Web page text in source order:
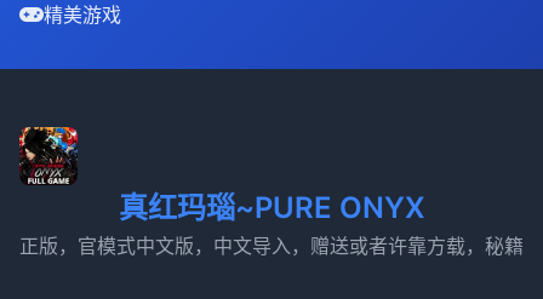
精美游戏
真红玛瑙~PURE ONYX
正版，官模式中文版，中文导入，赠送或者许靠方载，秘籍